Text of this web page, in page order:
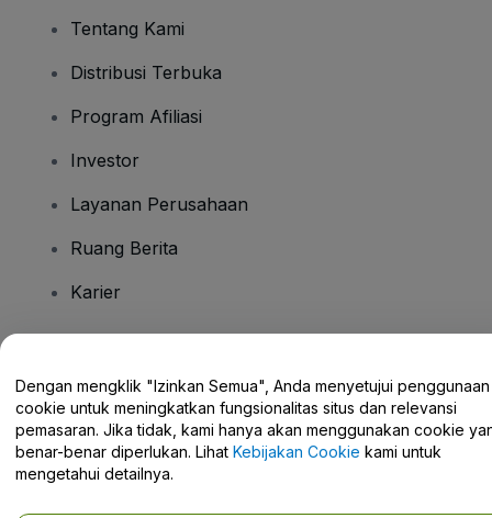
Tentang Kami
Distribusi Terbuka
Program Afiliasi
Investor
Layanan Perusahaan
Ruang Berita
Karier
Pusat Bantuan / Hubungi Kami
Dengan mengklik "Izinkan Semua", Anda menyetujui penggunaan
cookie untuk meningkatkan fungsionalitas situs dan relevansi
pemasaran. Jika tidak, kami hanya akan menggunakan cookie
benar-benar diperlukan. Lihat Kebijakan Cookie kami untuk
mengetahui detailnya.